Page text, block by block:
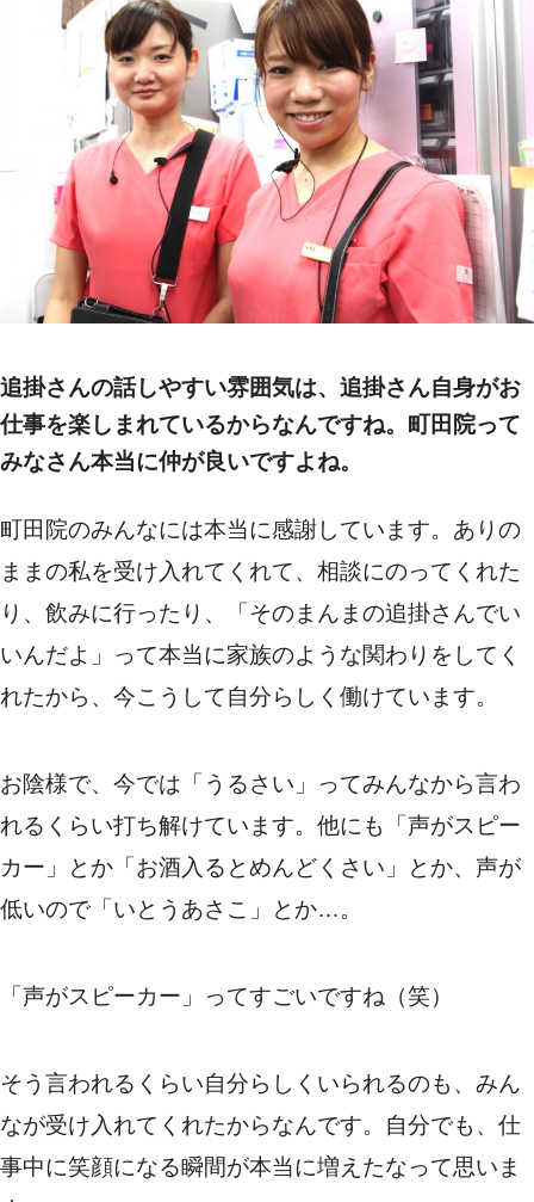
追掛さんの話しやすい雰囲気は、追掛さん自身がお
仕事を楽しまれているからなんですね。町田院って
みなさん本当に仲が良いですよね。
町田院のみんなには本当に感謝しています。ありの
ままの私を受け入れてくれて、相談にのってくれた
り、飲みに行ったり、「そのまんまの追掛さんでい
いんだよ」って本当に家族のような関わりをしてく
れたから、今こうして自分らしく働けています。
お陰様で、今では「うるさい」ってみんなから言わ
れるくらい打ち解けています。他にも「声がスピー
カー」とか「お酒入るとめんどくさい」とか、声が
低いので「いとうあさこ」とか…。
「声がスピーカー」ってすごいですね（笑）
そう言われるくらい自分らしくいられるのも、みん
なが受け入れてくれたからなんです。自分でも、仕
事中に笑顔になる瞬間が本当に増えたなって思いま